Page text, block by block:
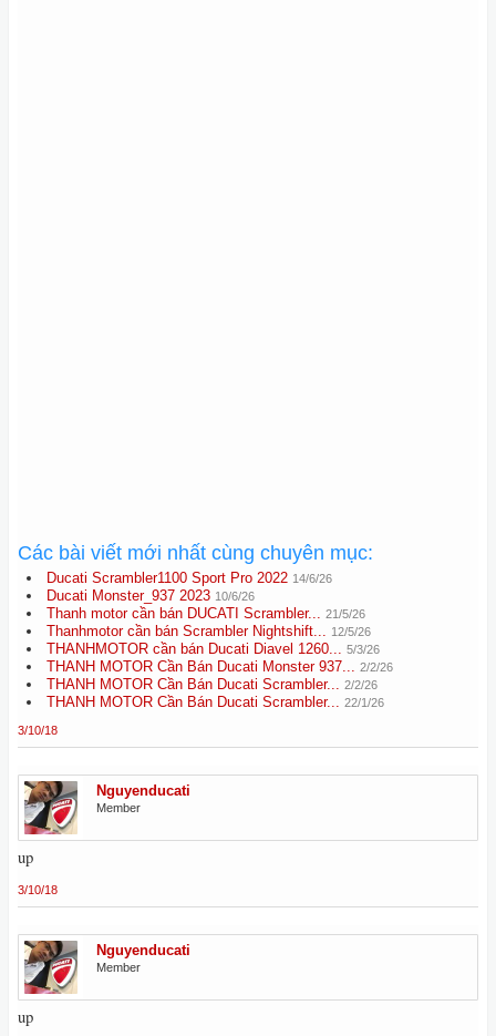
Các bài viết mới nhất cùng chuyên mục:
Ducati Scrambler1100 Sport Pro 2022 14/6/26
Ducati Monster_937 2023 10/6/26
Thanh motor cần bán DUCATI Scrambler... 21/5/26
Thanhmotor cần bán Scrambler Nightshift... 12/5/26
THANHMOTOR cần bán Ducati Diavel 1260... 5/3/26
THANH MOTOR Cần Bán Ducati Monster 937... 2/2/26
THANH MOTOR Cần Bán Ducati Scrambler... 2/2/26
THANH MOTOR Cần Bán Ducati Scrambler... 22/1/26
3/10/18
Nguyenducati
Member
up
3/10/18
Nguyenducati
Member
up